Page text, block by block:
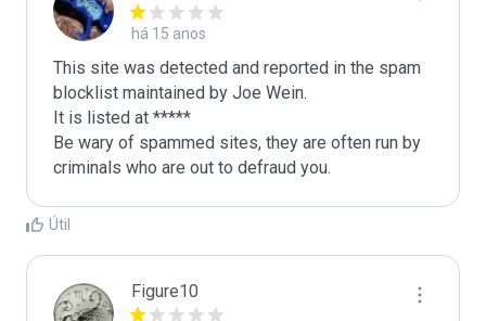
há 15 anos
This site was detected and reported in the spam
blocklist maintained by Joe Wein.
It is listed at *****
Be wary of spammed sites, they are often run by
criminals who are out to defraud you.
Útil
Figure10